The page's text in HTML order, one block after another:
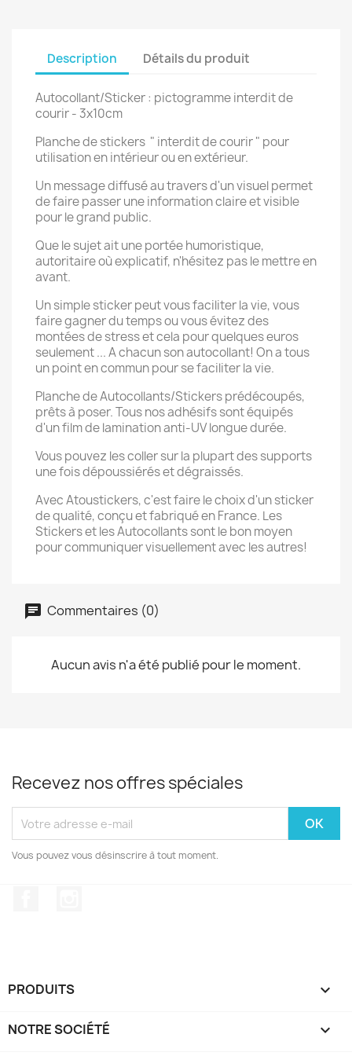
Description Détails du produit
Autocollant/Sticker : pictogramme interdit de
courir - 3x10cm
Planche de stickers " interdit de courir " pour
utilisation en intérieur ou en extérieur.
Un message diffusé au travers d'un visuel permet
de faire passer une information claire et visible
pour le grand public.
Que le sujet ait une portée humoristique,
autoritaire où explicatif, n'hésitez pas le mettre en
avant.
Un simple sticker peut vous faciliter la vie, vous
faire gagner du temps ou vous évitez des
montées de stress et cela pour quelques euros
seulement ... A chacun son autocollant! On a tous
un point en commun pour se faciliter la vie.
Planche de Autocollants/Stickers prédécoupés,
prêts à poser. Tous nos adhésifs sont équipés
d'un film de lamination anti-UV longue durée.
Vous pouvez les coller sur la plupart des supports
une fois dépoussiérés et dégraissés.
Avec Atoustickers, c'est faire le choix d'un sticker
de qualité, conçu et fabriqué en France. Les
Stickers et les Autocollants sont le bon moyen
pour communiquer visuellement avec les autres!
Commentaires (0)
Aucun avis n'a été publié pour le moment.
Recevez nos offres spéciales
Vous pouvez vous désinscrire à tout moment.
PRODUITS 
NOTRE SOCIÉTÉ 